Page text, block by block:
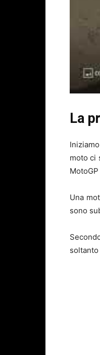
La
moto ci
Una
sono